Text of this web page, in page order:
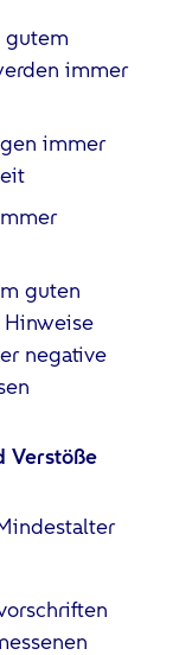
gutem
immer
immer
guten
negative
Verstöße